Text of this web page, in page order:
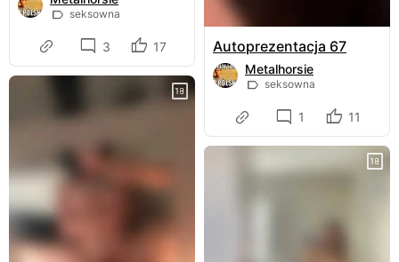
seksowna
3 17 Autoprezentacja 67
Metalhorsie
seksowna
1 11